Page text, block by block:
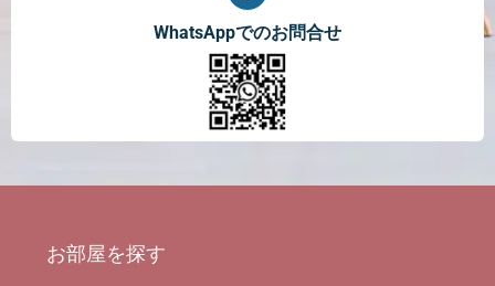
WhatsAppでのお問合せ
お部屋を探す